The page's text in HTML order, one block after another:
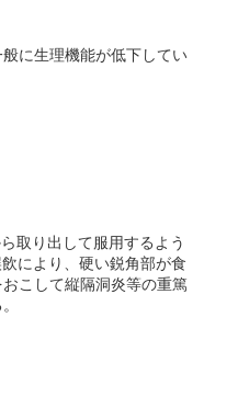
に生理機能が低下してい
取り出して服用するよう
により、硬い鋭角部が食
こして縦隔洞炎等の重篤